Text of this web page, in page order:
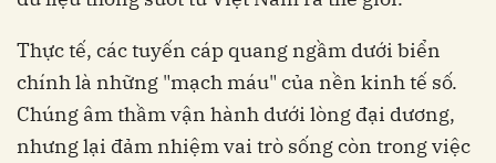
Thực tế, các tuyến cáp quang ngầm dưới biển
chính là những "mạch máu" của nền kinh tế số.
Chúng âm thầm vận hành dưới lòng đại dương,
nhưng lại đảm nhiệm vai trò sống còn trong việc